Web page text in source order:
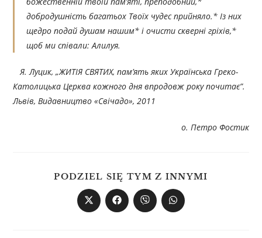
добродушність багатьох Твоїх чудес прийняло.* Із них
щедро подай душам нашим* і очисти скверні гріхів,*
щоб ми співали: Алилуя.
Я. Луцик, „ЖИТІЯ СВЯТИХ, пам’ять яких Українська Греко-
Католицька Церква кожного дня впродовж року почитає”.
Львів, Видавництво «Свічадо», 201 1
о. Петро Фостик
PODZIEL SIĘ TYM Z INNYMI